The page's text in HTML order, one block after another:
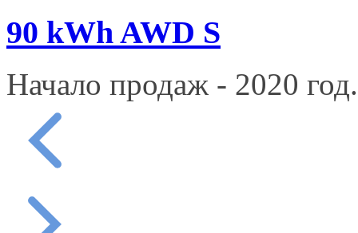
90 kWh AWD S
Начало продаж - 2020